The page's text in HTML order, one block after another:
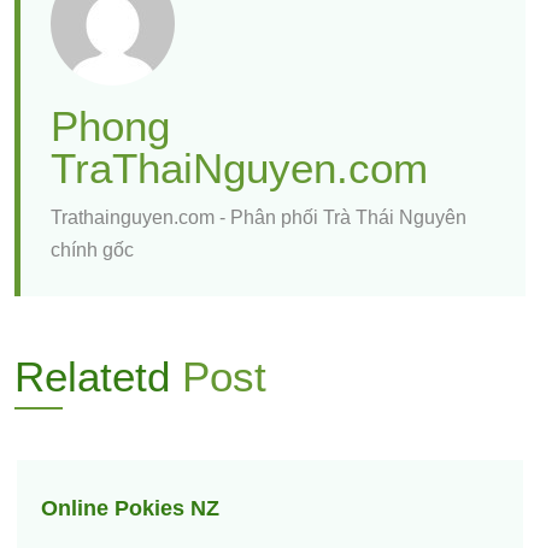
Phong
TraThaiNguyen.com
Trathainguyen.com - Phân phối Trà Thái Nguyên
chính gốc
Relatetd Post
Online Pokies NZ